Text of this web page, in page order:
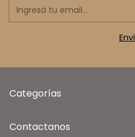
Categorías
Contactanos